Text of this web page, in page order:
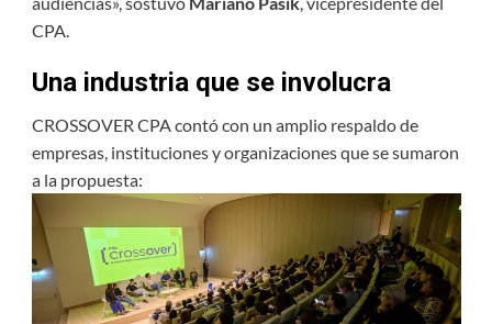
CPA.
Una industria que se involucra
CROSSOVER CPA contó con un amplio respaldo de
empresas, instituciones y organizaciones que se sumaron
a la propuesta: